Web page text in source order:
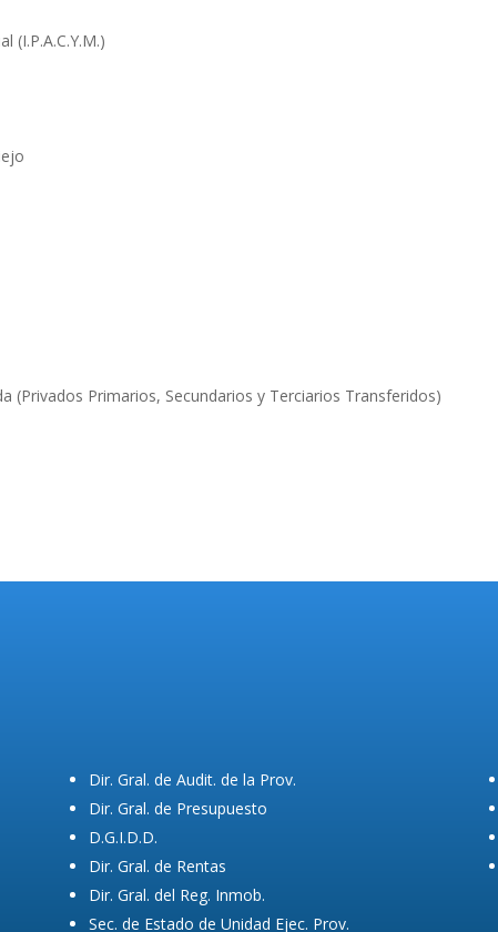
(I.P.A.C.Y.M.)
(Privados Primarios, Secundarios y Terciarios Transferidos)
Dir. Gral. de Audit. de la Prov.
Dir. Gral. de Presupuesto
D.G.I.D.D.
Dir. Gral. de Rentas
Dir. Gral. del Reg. Inmob.
Sec. de Estado de Unidad Ejec. Prov.